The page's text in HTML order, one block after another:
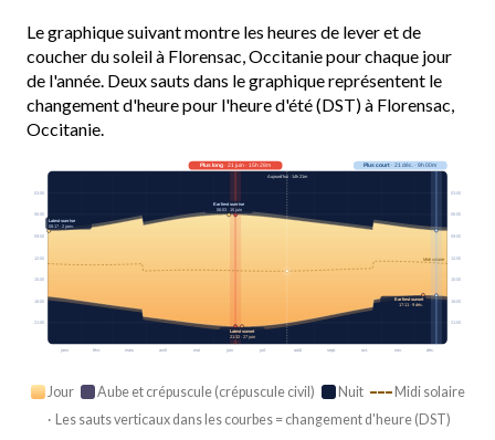
Le graphique suivant montre les heures de lever et de
coucher du soleil à Florensac, Occitanie pour chaque jour
de l'année. Deux sauts dans le graphique représentent le
changement d'heure pour l'heure d'été (DST) à Florensac,
Occitanie.
janv. févr. mars avril mai juin juil. août sept. oct. nov. déc.
Midi solaire
03:00 03:00
06:00 06:00
09:00 09:00
12:00 12:00
15:00 15:00
18:00 18:00
21:00 21:00
Plus long· 21 juin · 15h 28m Plus court· 21 déc. · 9h 00m
Aujourd’hui · 14h 21m
Earliest sunrise
06:03 · 15 juin
Latest sunrise
08:17 · 2 janv.
Earliest sunset
17:11 · 9 déc.
Latest sunset
21:32 · 27 juin
Jour Aube et crépuscule (crépuscule civil) Nuit
Midi solaire
· Les sauts verticaux dans les courbes = changement d'heure (DST)